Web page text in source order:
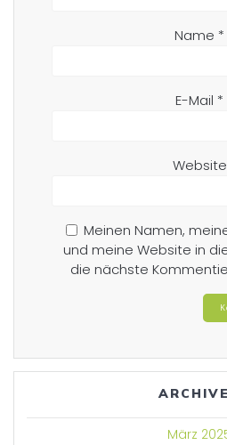
Name *
E-Mail *
Website
Meinen Namen,
und meine Website in
die nächste
März